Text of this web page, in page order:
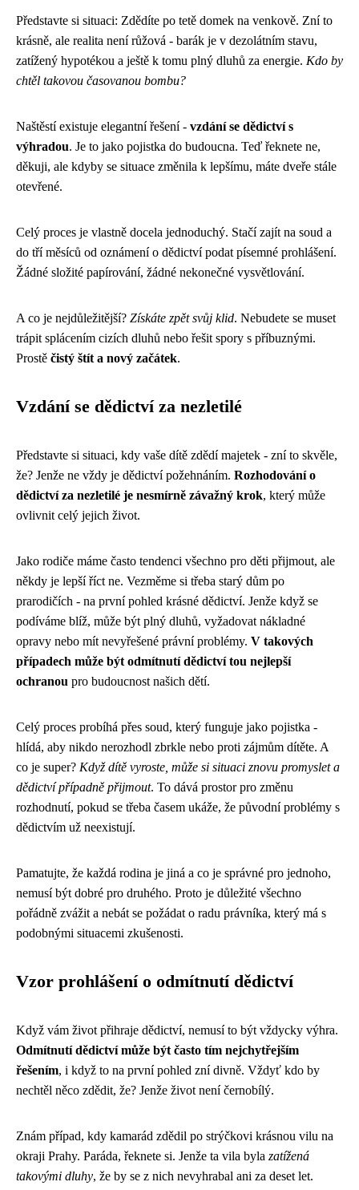
Představte si situaci: Zdědíte po tetě domek na venkově. Zní to
krásně, ale realita není růžová - barák je v dezolátním stavu,
zatížený hypotékou a ještě k tomu plný dluhů za energie. Kdo by
chtěl takovou časovanou bombu?
Naštěstí existuje elegantní řešení - vzdání se dědictví s
výhradou. Je to jako pojistka do budoucna. Teď řeknete ne,
děkuji, ale kdyby se situace změnila k lepšímu, máte dveře stále
otevřené.
Celý proces je vlastně docela jednoduchý. Stačí zajít na soud a
do tří měsíců od oznámení o dědictví podat písemné prohlášení.
Žádné složité papírování, žádné nekonečné vysvětlování.
A co je nejdůležitější? Získáte zpět svůj klid. Nebudete se muset
trápit splácením cizích dluhů nebo řešit spory s příbuznými.
Prostě čistý štít a nový začátek.
Vzdání se dědictví za nezletilé
Představte si situaci, kdy vaše dítě zdědí majetek - zní to skvěle,
že? Jenže ne vždy je dědictví požehnáním. Rozhodování o
dědictví za nezletilé je nesmírně závažný krok, který může
ovlivnit celý jejich život.
Jako rodiče máme často tendenci všechno pro děti přijmout, ale
někdy je lepší říct ne. Vezměme si třeba starý dům po
prarodičích - na první pohled krásné dědictví. Jenže když se
podíváme blíž, může být plný dluhů, vyžadovat nákladné
opravy nebo mít nevyřešené právní problémy. V takových
případech může být odmítnutí dědictví tou nejlepší
ochranou pro budoucnost našich dětí.
Celý proces probíhá přes soud, který funguje jako pojistka -
hlídá, aby nikdo nerozhodl zbrkle nebo proti zájmům dítěte. A
co je super? Když dítě vyroste, může si situaci znovu promyslet a
dědictví případně přijmout. To dává prostor pro změnu
rozhodnutí, pokud se třeba časem ukáže, že původní problémy s
dědictvím už neexistují.
Pamatujte, že každá rodina je jiná a co je správné pro jednoho,
nemusí být dobré pro druhého. Proto je důležité všechno
pořádně zvážit a nebát se požádat o radu právníka, který má s
podobnými situacemi zkušenosti.
Vzor prohlášení o odmítnutí dědictví
Když vám život přihraje dědictví, nemusí to být vždycky výhra.
Odmítnutí dědictví může být často tím nejchytřejším
řešením, i když to na první pohled zní divně. Vždyť kdo by
nechtěl něco zdědit, že? Jenže život není černobílý.
Znám případ, kdy kamarád zdědil po strýčkovi krásnou vilu na
okraji Prahy. Paráda, řeknete si. Jenže ta vila byla zatížená
takovými dluhy, že by se z nich nevyhrabal ani za deset let.